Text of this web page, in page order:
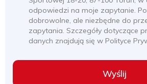
odpowiedzi na moje zapytanie.
dobrowolne, ale niezbędne do
zapytania. Szczegóły dotyczące
danych znajdują się w Polityce
Wyślij